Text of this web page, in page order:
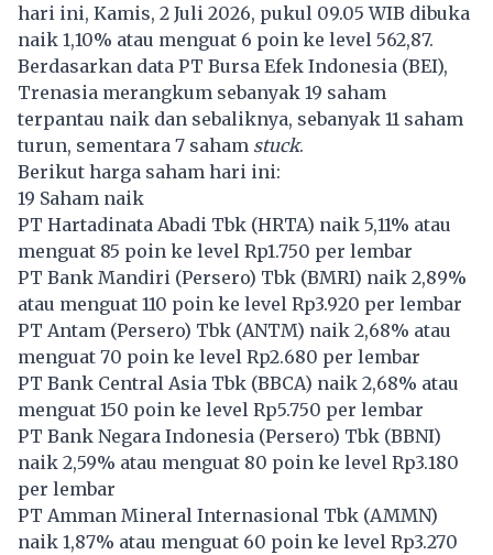
hari ini, Kamis, 2 Juli 2026, pukul 09.05 WIB dibuka
naik 1,10% atau menguat 6 poin ke level 562,87.
Berdasarkan data PT Bursa Efek Indonesia (BEI),
Trenasia merangkum sebanyak 19 saham
terpantau naik dan sebaliknya, sebanyak 11 saham
turun, sementara 7 saham stuck.
Berikut harga saham hari ini:
19 Saham naik
PT Hartadinata Abadi Tbk (HRTA) naik 5,11% atau
menguat 85 poin ke level Rp1.750 per lembar
PT Bank Mandiri (Persero) Tbk (BMRI) naik 2,89%
atau menguat 110 poin ke level Rp3.920 per lembar
PT Antam (Persero) Tbk (ANTM) naik 2,68% atau
menguat 70 poin ke level Rp2.680 per lembar
PT Bank Central Asia Tbk (BBCA) naik 2,68% atau
menguat 150 poin ke level Rp5.750 per lembar
PT Bank Negara Indonesia (Persero) Tbk (BBNI)
naik 2,59% atau menguat 80 poin ke level Rp3.180
per lembar
PT Amman Mineral Internasional Tbk (AMMN)
naik 1,87% atau menguat 60 poin ke level Rp3.270